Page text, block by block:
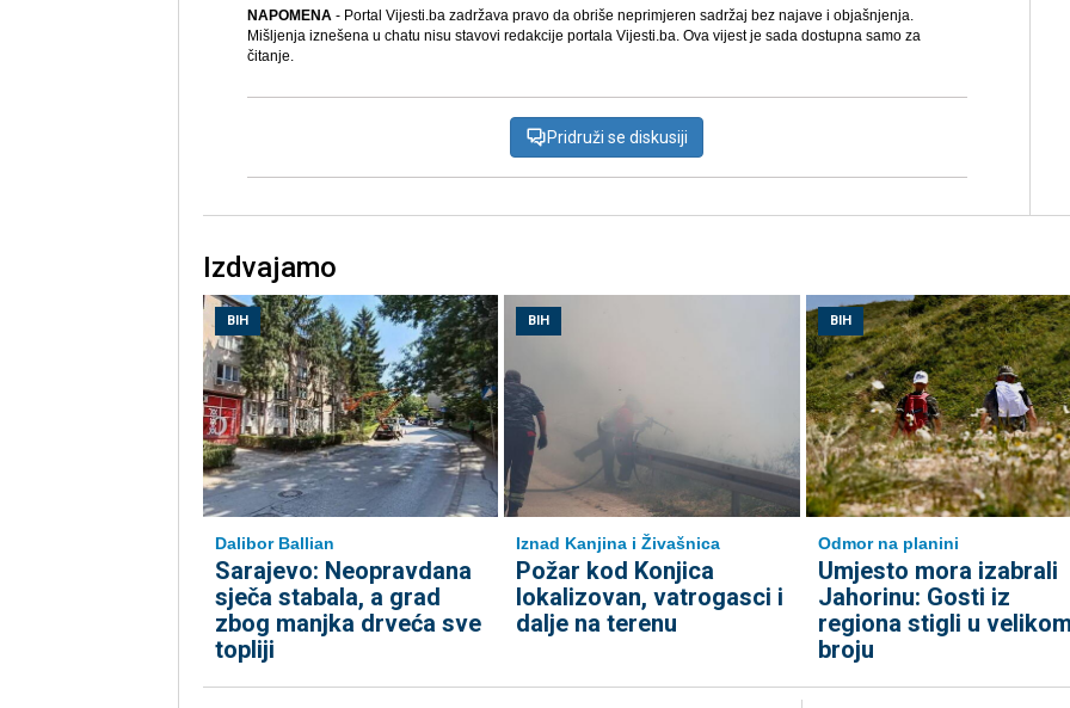
NAPOMENA- Portal Vijesti.ba zadržava pravo da obriše neprimjeren sadržaj bez najave i objašnjenja.
Mišljenja iznešena u chatu nisu stavovi redakcije portala Vijesti.ba. Ova vijest je sada dostupna samo za
čitanje.
Pridruži se diskusiji
Izdvajamo
BIH
Dalibor Ballian
Sarajevo: Neopravdana
sječa stabala, a grad
zbog manjka drveća sve
topliji
BIH
Iznad Kanjina i Živašnica
Požar kod Konjica
lokalizovan, vatrogasci i
dalje na terenu
BIH
Odmor na planini
Umjesto mora izabrali
Jahorinu: Gosti iz
regiona stigli u
broju